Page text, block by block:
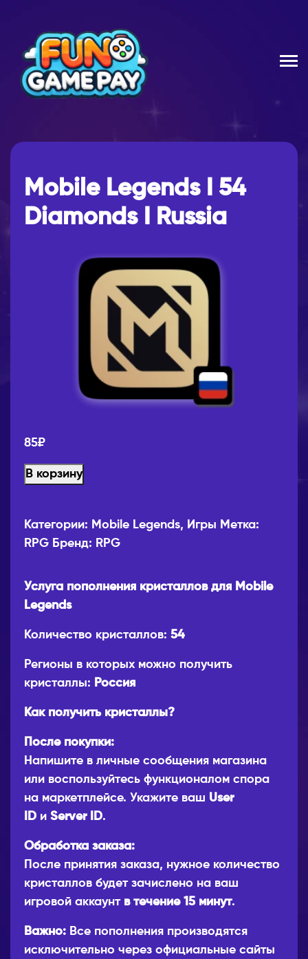
Mobile Legends I 54
Diamonds I Russia
85₽
В корзину
Категории: Mobile Legends, Игры Метка:
RPG Бренд: RPG
Услуга пополнения кристаллов для Mobile
Legends
Количество кристаллов: 54
Регионы в которых можно получить
кристаллы: Россия
Как получить кристаллы?
После покупки:
Напишите в личные сообщения магазина
или воспользуйтесь функционалом спора
на маркетплейсе. Укажите ваш User
ID и Server ID.
Обработка заказа:
После принятия заказа, нужное количество
кристаллов будет зачислено на ваш
игровой аккаунт в течение 15 минут.
Важно: Все пополнения производятся
исключительно через официальные сайты